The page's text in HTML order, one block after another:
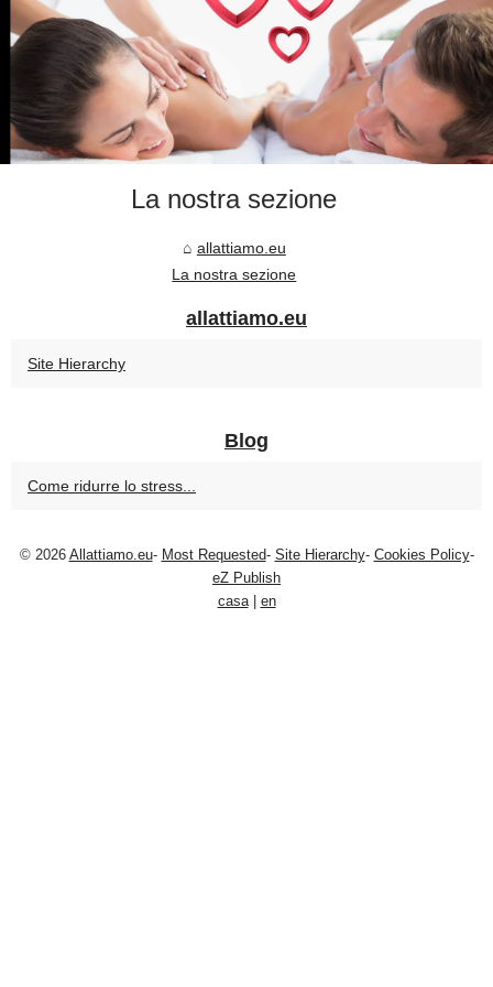
La nostra sezione
allattiamo.eu
La nostra sezione
allattiamo.eu
Site Hierarchy
Blog
Come ridurre lo stress...
© 2026 Allattiamo.eu- Most Requested- Site Hierarchy- Cookies Policy-
eZ Publish
casa| en